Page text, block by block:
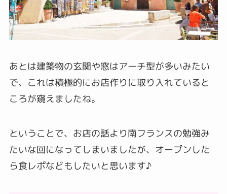
あとは建築物の玄関や窓はアーチ型が多いみたい
で、これは積極的にお店作りに取り入れていると
ころが窺えましたね。
ということで、お店の話より南フランスの勉強み
たいな回になってしまいましたが、オープンした
ら食レポなどもしたいと思います♪